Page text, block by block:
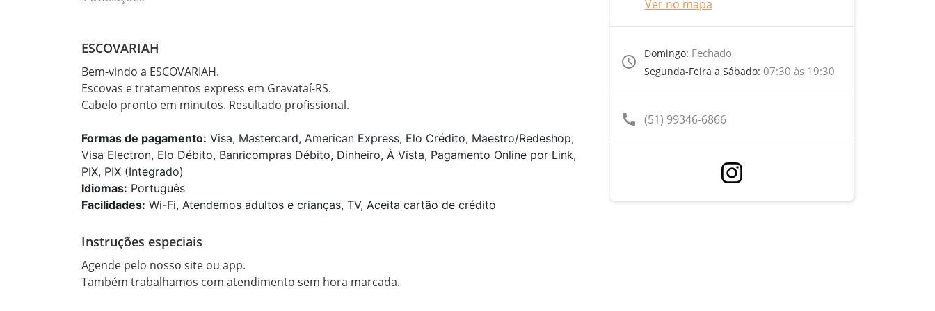
ESCOVARIAH
Bem-vindo a ESCOVARIAH.
Escovas e tratamentos express em Gravataí-RS.
Formas de pagamento: Visa, Mastercard, American Express, Elo Crédito, Maestro/Redeshop,
Visa Electron, Elo Débito, Banricompras Débito, Dinheiro, À Vista, Pagamento Online por Link,
PIX, PIX (Integrado)
Idiomas: Português
Facilidades: Wi-Fi, Atendemos adultos e crianças, TV, Aceita cartão de crédito
Instruções especiais
Agende pelo nosso site ou app.
Ver no mapa
access_time
Domingo: Fechado
Segunda-Feira a Sábado: 07:30 às 19:30
call (51) 99346-6866